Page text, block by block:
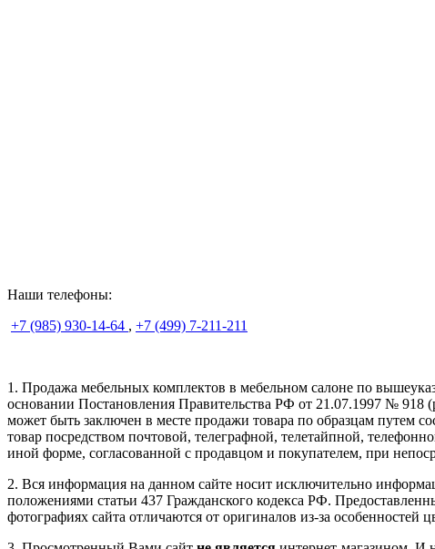
Наши телефоны:
+7 (985) 930-14-64 , +7 (499) 7-211-211
1. Продажа мебельных комплектов в мебельном салоне по
основании Постановления Правительства РФ от 21.07.1997 № 918
может быть заключен в месте продажи товара по образцам путем
товар посредством почтовой, телеграфной, телетайпной,
иной форме, согласованной с продавцом и покупателем, при
2. Вся информация на данном сайте носит исключительно
положениями статьи 437 Гражданского кодекса РФ.
фотографиях сайта отличаются от оригиналов из-за особенностей